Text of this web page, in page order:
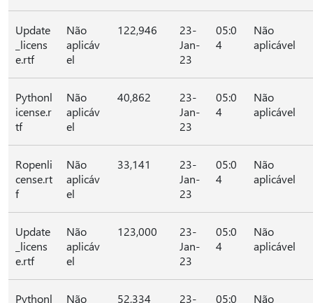
Update
_licens
e.rtf
Não
aplicáv
el
122,946
23-
Jan-
23
05:0
4
Não
aplicável
Pythonl
icense.r
tf
Não
aplicáv
el
40,862
23-
Jan-
23
05:0
4
Não
aplicável
Ropenli
cense.rt
f
Não
aplicáv
el
33,141
23-
Jan-
23
05:0
4
Não
aplicável
Update
_licens
e.rtf
Não
aplicáv
el
123,000
23-
Jan-
23
05:0
4
Não
aplicável
Pythonl Não 52,334 23- 05:0 Não